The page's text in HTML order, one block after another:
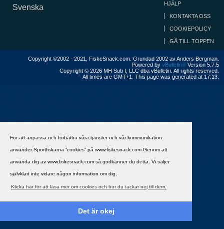
För att anpassa och förbättra våra tjänster och vår kommunikation
använder Sportfiskarna ”cookies” på www.fiskesnack.com.Genom att
använda dig av www.fiskesnack.com så godkänner du detta. Vi säljer
självklart inte vidare någon information om dig.
Klicka här för att läsa mer om cookies och hur du tackar nej till dem.
Det är okej
Svenska HJÄLP
KONTAKTA OSS
COOKIEPOLICY
GÅ TILL TOPPEN
Copyright ©2002 - 2021, FiskeSnack.com. Grundad 2002 av Anders Bergman.
Powered by vBulletin® Version 5.7.5
Copyright © 2026 MH Sub I, LLC dba vBulletin. All rights reserved.
All times are GMT+1. This page was generated at 17:13.